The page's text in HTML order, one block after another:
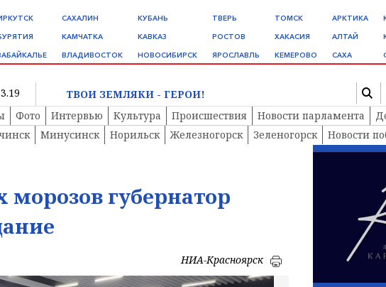
САХАЛИН
КАМЧАТКА
ВЛАДИВОСТОК
КУБАНЬ
КАВКАЗ
НОВОСИБИРСК
ТВЕРЬ
РОСТОВ
ЯРОСЛАВЛЬ
ТОМСК
ХАКАСИЯ
КЕМЕРОВО
АРКТИКА
АЛТАЙ
САХА
ТВОИ ЗЕМЛЯКИ - ГЕРОИ!
Фото Интервью Культура Происшествия Новости парламента
Минусинск Норильск Железногорск Зеленогорск
Новости
губернатор
НИА-Красноярск